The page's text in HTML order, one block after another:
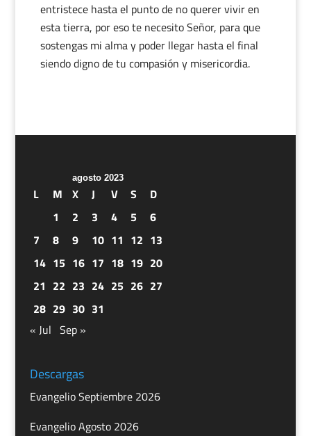
entristece hasta el punto de no querer vivir en
esta tierra, por eso te necesito Señor, para que
sostengas mi alma y poder llegar hasta el final
siendo digno de tu compasión y misericordia.
agosto 2023
L M X J V S
D
1
2 3 4 5
6
7
8 9 10 11 12 13
14 15 16 17 18 19 20
21 22 23 24 25 26 27
28 29 30 31
« Jul Sep »
Descargas
Evangelio Septiembre 2026
Evangelio Agosto 2026